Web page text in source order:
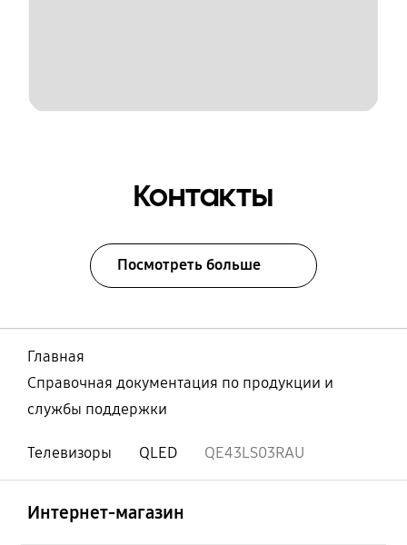
Контакты
Посмотреть больше
Главная
Справочная документация по продукции и
службы поддержки
Телевизоры QLED QE43LS03RAU
Интернет-магазин